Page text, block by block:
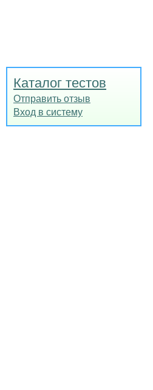
Каталог тестов
Отправить отзыв
Вход в систему